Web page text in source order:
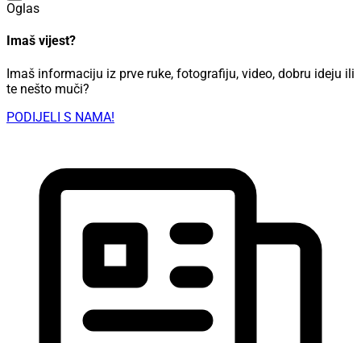
Oglas
Imaš vijest?
Imaš informaciju iz prve ruke, fotografiju, video, dobru ideju ili
te nešto muči?
PODIJELI S NAMA!